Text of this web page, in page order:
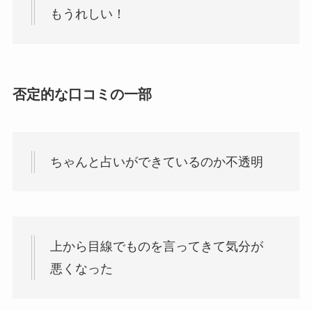
もうれしい！
否定的な口コミの一部
ちゃんと占いができているのか不透明
上から目線でものを言ってきて気分が
悪くなった